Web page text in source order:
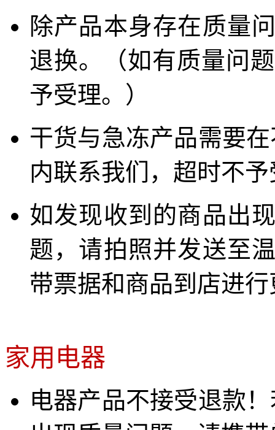
除产品本身存在质量
退换。（如有质量问
予受理。）
干货与急冻产品需要
内联系我们，超时不
如发现收到的商品出
题，请拍照并发送至
带票据和商品到店进
家用电器
电器产品不接受退款